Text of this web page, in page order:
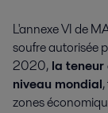
L'annexe VI de
soufre autorisée
2020, la teneur
niveau mondial
zones